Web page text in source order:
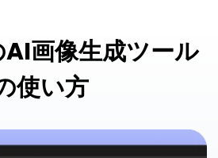
画像生成ツール
使い方